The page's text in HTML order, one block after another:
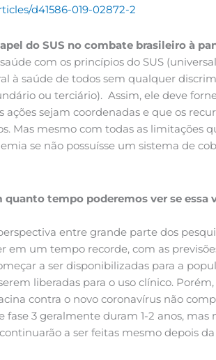
d41586-019-02872-2
do SUS no combate brasileiro à
com os princípios do SUS
saúde de todos sem qualquer
ou terciário). Assim, ele deve
ações sejam coordenadas e que os
Mas mesmo com todas as limitações
se não possuísse um sistema de
quanto tempo poderemos ver se
entre grande parte dos
um tempo recorde, com as
a ser disponibilizadas para a
liberadas para o uso clínico.
contra o novo coronavírus não
3 geralmente duram 1-2 anos,
a ser feitas mesmo depois